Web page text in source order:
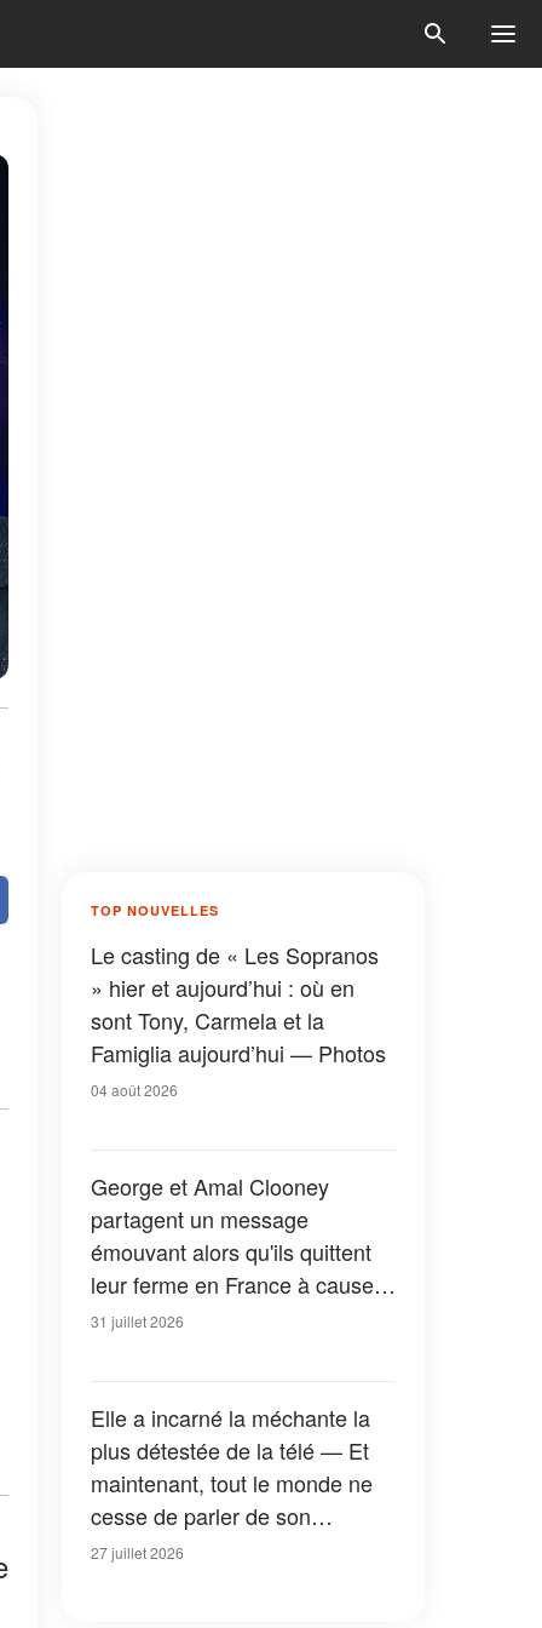
TOP NOUVELLES
Le casting de « Les Sopranos
» hier et aujourd’hui : où en
sont Tony, Carmela et la
Famiglia aujourd’hui — Photos
04 août 2026
George et Amal Clooney
partagent un message
émouvant alors qu'ils quittent
leur ferme en France à cause
des feux de forêt — Tous les
31 juillet 2026
Elle a incarné la méchante la
plus détestée de la télé — Et
maintenant, tout le monde ne
cesse de parler de son
apparition dans la nouvelle
27 juillet 2026